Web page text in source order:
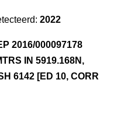
2022
2016/000097178
IN 5919.168N,
6142 [ED 10, CORR